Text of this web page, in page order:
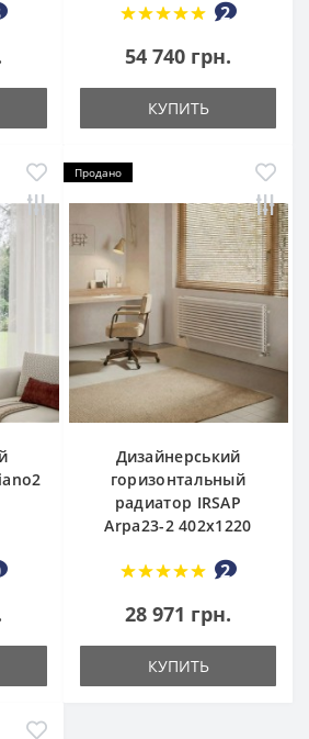
2
54 740 грн.
КУПИТЬ
Продано
Дизайнерський
горизонтальный
радиатор IRSAP
Arpa23-2 402x1220
2
28 971 грн.
КУПИТЬ